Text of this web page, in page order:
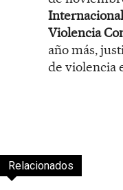
Violencia
año más,
de violencia
Relacionados